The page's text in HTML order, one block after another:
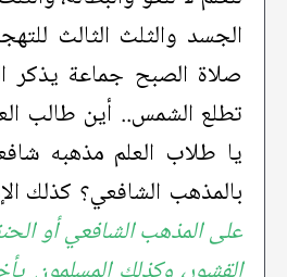
الجسد والثلث الثالث
صلاة الصبح جماعة
تطلع الشمس.. أين طالب
يا طلاب العلم مذهبه
بالمذهب الشافعي؟ كذلك
على المذهب الشافعي أو